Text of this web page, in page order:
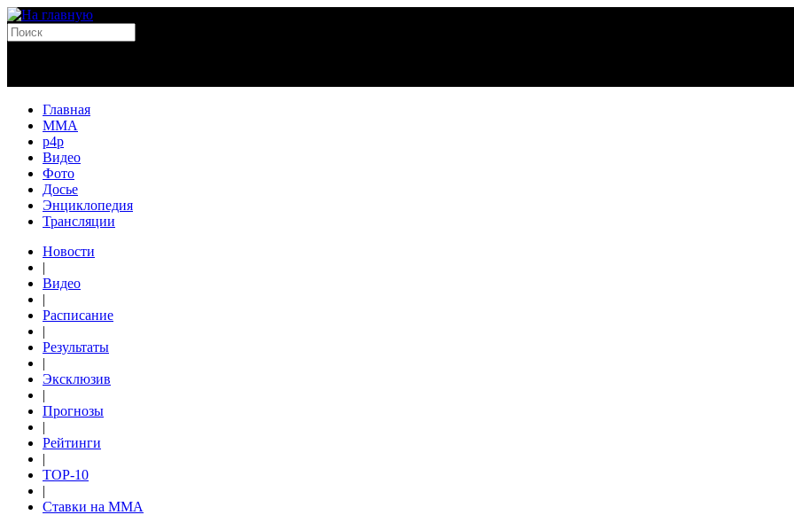
Главная
MMA
p4p
Видео
Фото
Досье
Энциклопедия
Трансляции
Новости
|
Видео
|
Расписание
|
Результаты
|
Эксклюзив
|
Прогнозы
|
Рейтинги
|
TOP-10
|
Ставки на ММА